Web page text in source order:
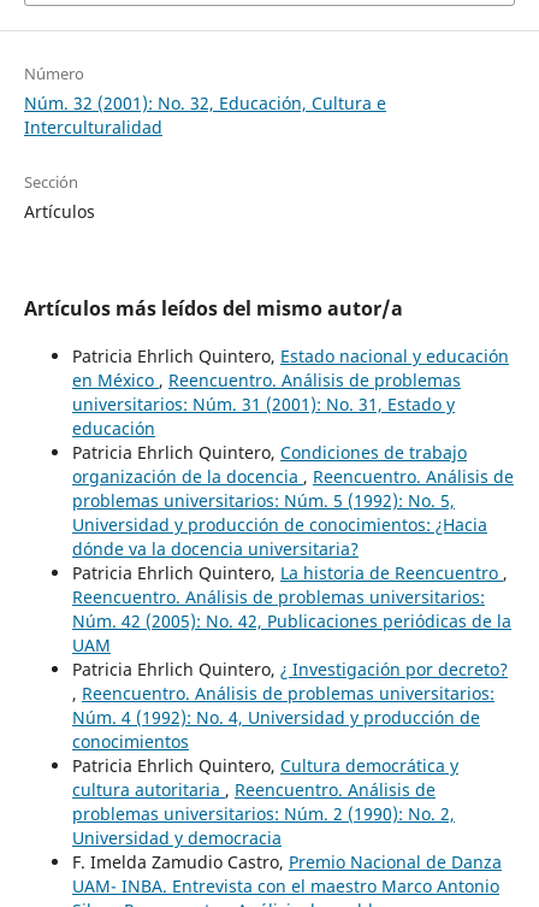
Número
Núm. 32 (2001): No. 32, Educación, Cultura e
Interculturalidad
Sección
Artículos
Artículos más leídos del mismo autor/a
Patricia Ehrlich Quintero, Estado nacional y educación
en México , Reencuentro. Análisis de problemas
universitarios: Núm. 31 (2001): No. 31, Estado y
educación
Patricia Ehrlich Quintero, Condiciones de trabajo
organización de la docencia , Reencuentro. Análisis de
problemas universitarios: Núm. 5 (1992): No. 5,
Universidad y producción de conocimientos: ¿Hacia
dónde va la docencia universitaria?
Patricia Ehrlich Quintero, La historia de Reencuentro ,
Reencuentro. Análisis de problemas universitarios:
Núm. 42 (2005): No. 42, Publicaciones periódicas de la
UAM
Patricia Ehrlich Quintero, ¿ Investigación por decreto?
, Reencuentro. Análisis de problemas universitarios:
Núm. 4 (1992): No. 4, Universidad y producción de
conocimientos
Patricia Ehrlich Quintero, Cultura democrática y
cultura autoritaria , Reencuentro. Análisis de
problemas universitarios: Núm. 2 (1990): No. 2,
Universidad y democracia
F. Imelda Zamudio Castro, Premio Nacional de Danza
UAM- INBA. Entrevista con el maestro Marco Antonio